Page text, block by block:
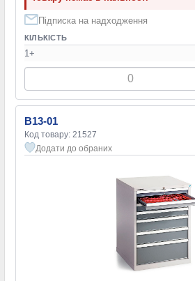
Підписка на надходження
КІЛЬКІСТЬ
1+
B13-01
Код товару: 21527
Додати до обраних